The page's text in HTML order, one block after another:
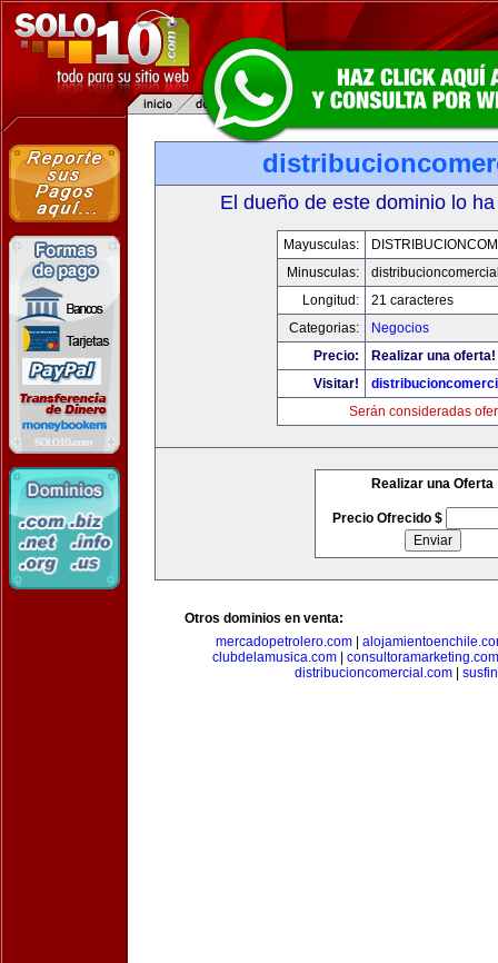
El dueño de este dominio lo
Mayusculas:
Minusculas:
Longitud:
21 caracteres
Categorias:
Negocios
Precio:
Realizar una oferta!
Visitar!
Serán consideradas
Realizar una Oferta
Precio Ofrecido $
Otros dominios en venta:
mercadopetrolero.com|
clubdelamusica.com
consultoramarketing.com
distribucioncomercial.com